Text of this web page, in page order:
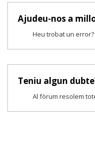
Ajudeu-nos a
Heu trobat un
Teniu algun
Al fòrum resolem